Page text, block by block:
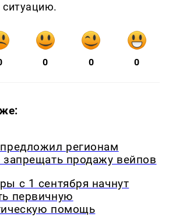
ситуацию.
0 0 0
регионам
запрещать продажу вейпов
с 1 сентября начнут
первичную
помощь